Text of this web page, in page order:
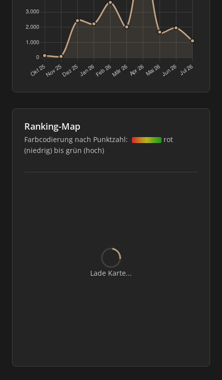
Ranking-Map
Farbcodierung nach Punktzahl:
rot
(niedrig) bis grün (hoch)
Lade Karte...